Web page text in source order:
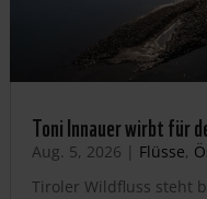
Toni Innauer wirbt für
Aug. 5, 2026 | Flüsse,
Tiroler Wildfluss steht